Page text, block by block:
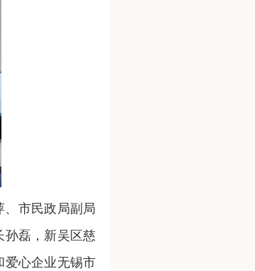
、市民政局副局
孙磊，新吴区慈
爱心企业无锡市